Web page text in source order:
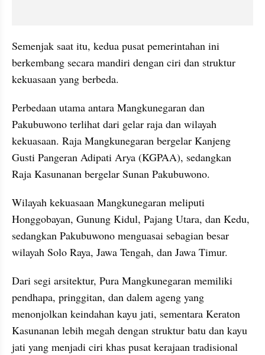
Semenjak saat itu, kedua pusat pemerintahan ini
berkembang secara mandiri dengan ciri dan struktur
kekuasaan yang berbeda.
Perbedaan utama antara Mangkunegaran dan
Pakubuwono terlihat dari gelar raja dan wilayah
kekuasaan. Raja Mangkunegaran bergelar Kanjeng
Gusti Pangeran Adipati Arya (KGPAA), sedangkan
Raja Kasunanan bergelar Sunan Pakubuwono.
Wilayah kekuasaan Mangkunegaran meliputi
Honggobayan, Gunung Kidul, Pajang Utara, dan Kedu,
sedangkan Pakubuwono menguasai sebagian besar
wilayah Solo Raya, Jawa Tengah, dan Jawa Timur.
Dari segi arsitektur, Pura Mangkunegaran memiliki
pendhapa, pringgitan, dan dalem ageng yang
menonjolkan keindahan kayu jati, sementara Keraton
Kasunanan lebih megah dengan struktur batu dan kayu
jati yang menjadi ciri khas pusat kerajaan tradisional